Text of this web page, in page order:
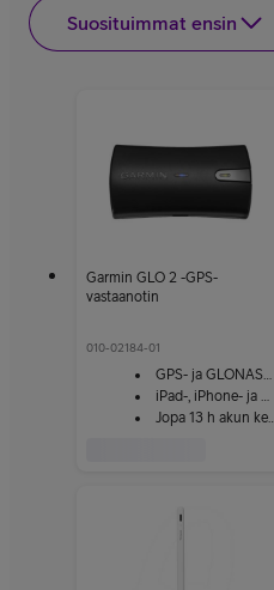
Suosituimmat ensin
Garmin GLO 2 -GPS-
vastaanotin
010-02184-01
GPS- ja GLONASS-tuki
iPad-, iPhone- ja Android-laitteisiin
Jopa 13 h akun kesto